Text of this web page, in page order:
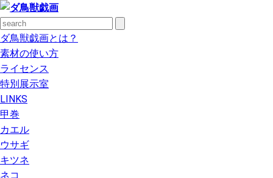
ダ鳥獣戯画とは？
素材の使い方
ライセンス
特別展示室
LINKS
甲巻
カエル
ウサギ
キツネ
ネコ